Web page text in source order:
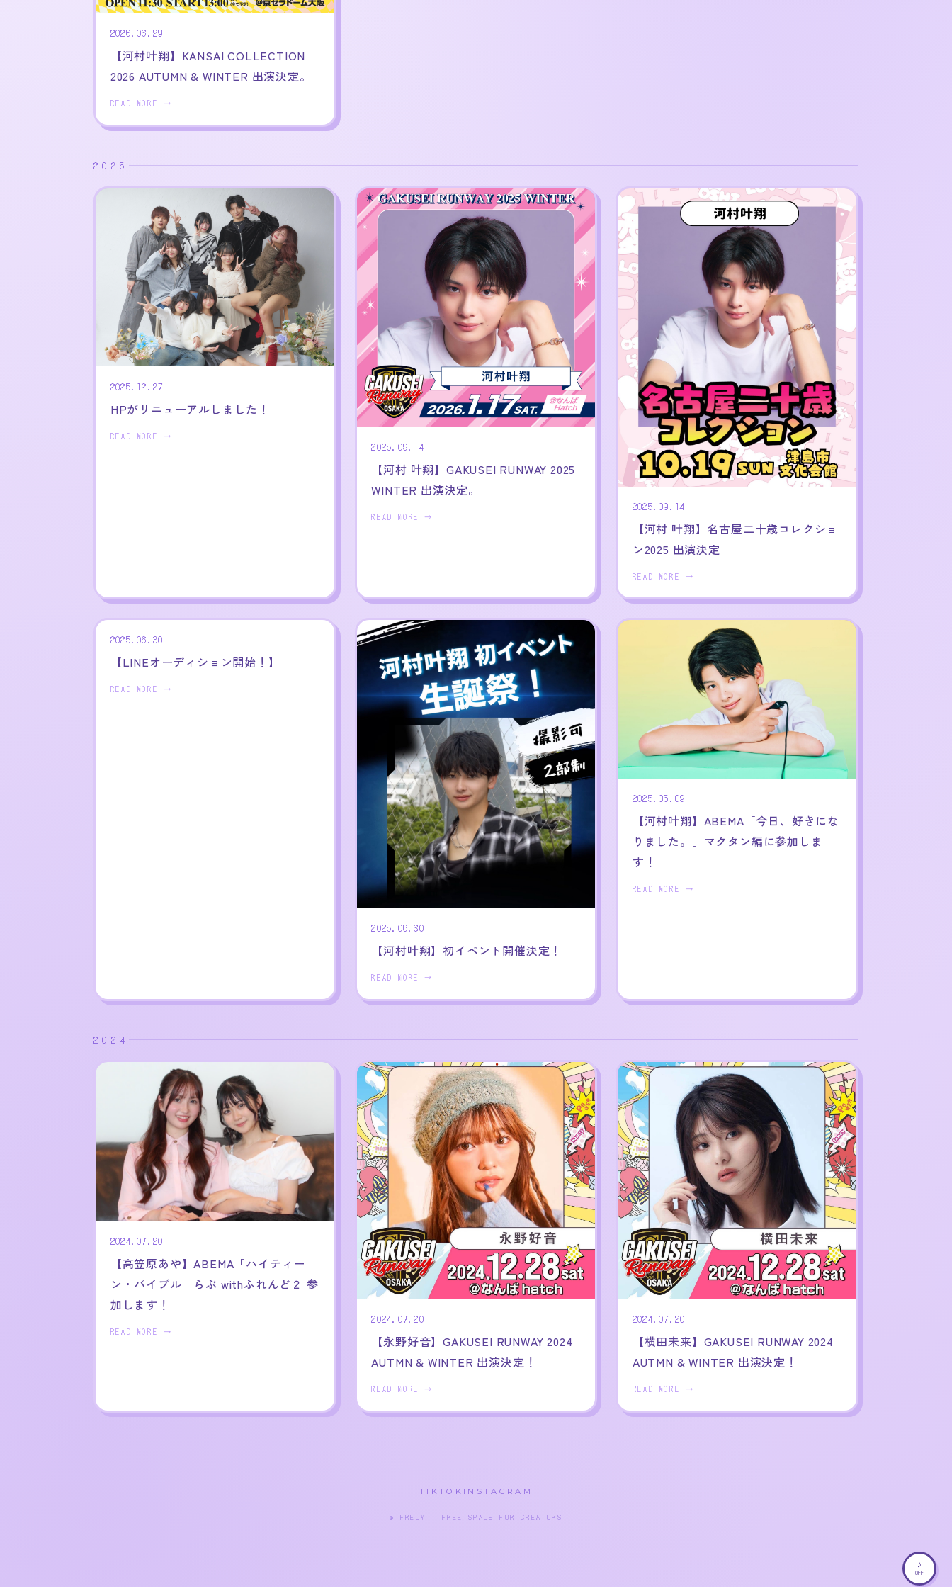
2026.06.29
【河村叶翔】KANSAI COLLECTION
2026 AUTUMN & WINTER 出演決定。
READ MORE →
2025
2025.12.27
HPがリニューアルしました！
READ MORE →
2025.09.14
【河村 叶翔】GAKUSEI RUNWAY 2025
WINTER 出演決定。
READ MORE →
2025.09.14
【河村 叶翔】名古屋二十歳コレクショ
ン2025 出演決定
READ MORE →
2025.06.30
【LINEオーディション開始！】
READ MORE →
2025.06.30
【河村叶翔】初イベント開催決定！
READ MORE →
2025.05.09
【河村叶翔】ABEMA「今日、好きにな
りました。」マクタン編に参加しま
す！
READ MORE →
2024
2024.07.20
【高笠原あや】ABEMA「ハイティー
ン・バイブル」らぶ withふれんど２ 参
加します！
READ MORE →
2024.07.20
【永野好音】GAKUSEI RUNWAY 2024
AUTMN & WINTER 出演決定！
READ MORE →
2024.07.20
【横田未来】GAKUSEI RUNWAY 2024
AUTMN & WINTER 出演決定！
READ MORE →
TIKTOK INSTAGRAM
© FREUM — FREE SPACE FOR CREATORS
♪
OFF